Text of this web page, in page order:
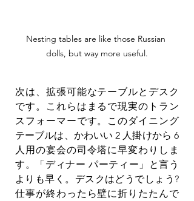
Nesting tables are like those Russian
dolls, but way more useful.
次は、拡張可能なテーブルとデスク
です。これらはまるで現実のトラン
スフォーマーです。このダイニング
テーブルは、かわいい 2 人掛けから 6
人用の宴会の司令塔に早変わりしま
す。「ディナー パーティー」と言う
よりも早く。デスクはどうでしょう?
仕事が終わったら壁に折りたたんで